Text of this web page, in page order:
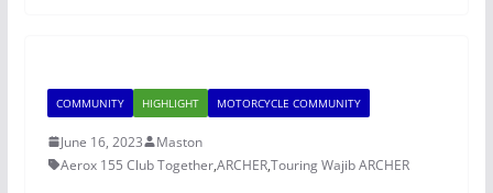
COMMUNITY HIGHLIGHT MOTORCYCLE COMMUNITY
June 16, 2023
Maston
Aerox 155 Club Together,ARCHER,Touring Wajib ARCHER